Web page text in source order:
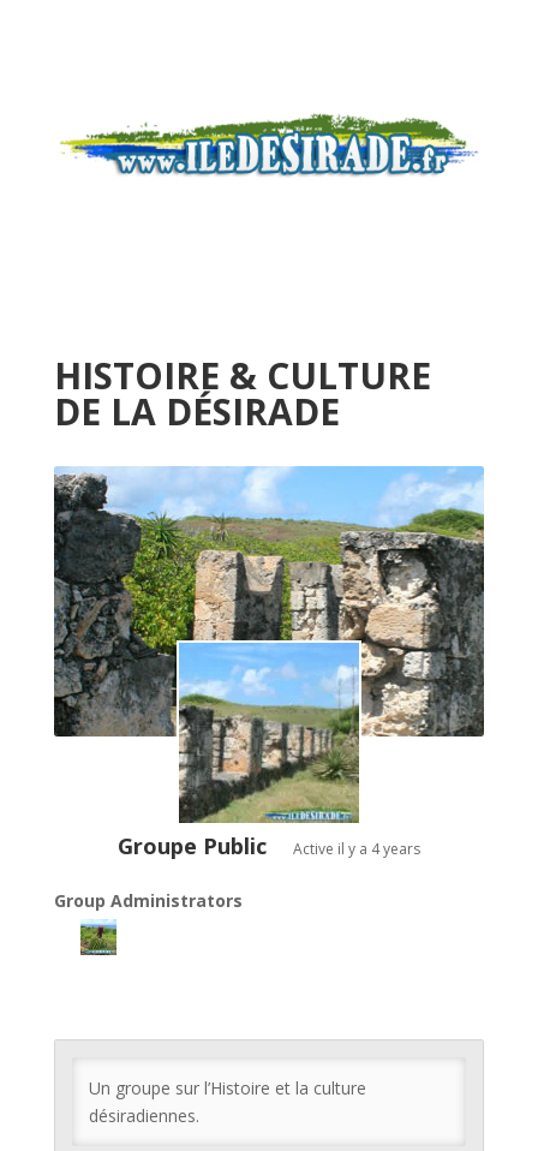
HISTOIRE & CULTURE
DE LA DÉSIRADE
Groupe Public Active il y a 4 years
GROUP
Group Administrators
Un groupe sur l’Histoire et la culture
désiradiennes.